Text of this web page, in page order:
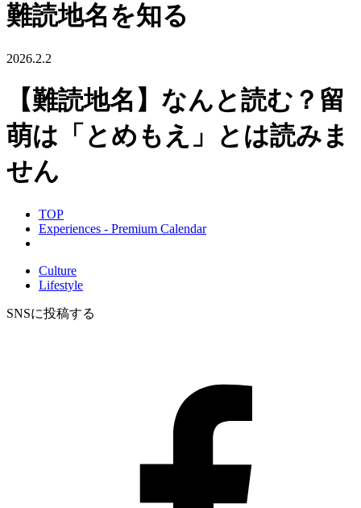
難読地名を知る
2026.2.2
【難読地名】なんと読む？留
萌は「とめもえ」とは読みま
せん
TOP
Experiences - Premium Calendar
Culture
Lifestyle
SNSに投稿する